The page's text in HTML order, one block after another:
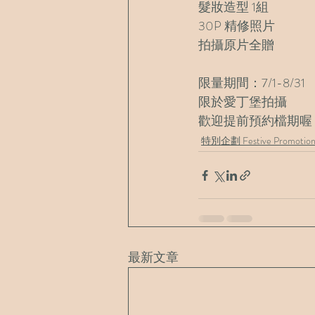
髮妝造型 1組
30P 精修照片
拍攝原片全贈
限量期間：7/1-8/31
限於愛丁堡拍攝
歡迎提前預約檔期
特別企劃 Festive Promotion
最新文章